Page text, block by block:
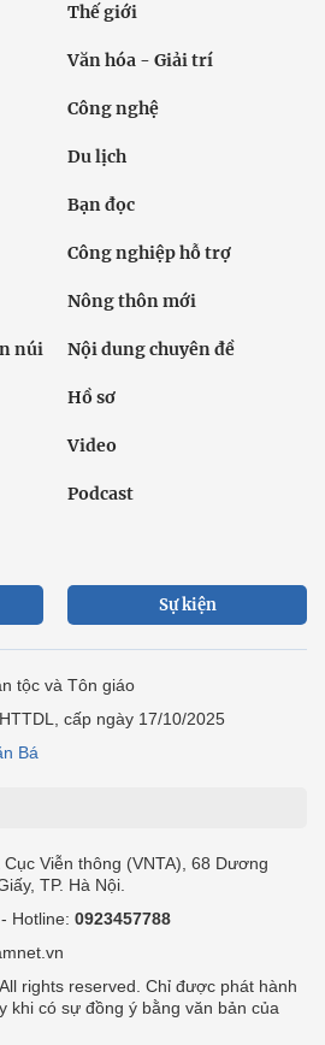
Thế giới
Văn hóa - Giải trí
Công nghệ
Du lịch
Bạn đọc
Công nghiệp hỗ trợ
Nông thôn mới
núi Nội dung chuyên đề
Hồ sơ
Video
Podcast
Sự kiện
tộc và Tôn giáo
cấp ngày 17/10/2025
Bá
Viễn thông (VNTA), 68 Dương
TP. Hà Nội.
- Hotline: 0923457788
rights reserved. Chỉ được phát hành
khi có sự đồng ý bằng văn bản của